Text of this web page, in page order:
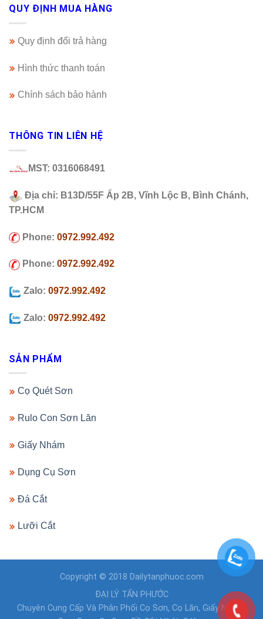
QUY ĐỊNH MUA HÀNG
Quy định đổi trả hàng
Hình thức thanh toán
Chính sách bảo hành
THÔNG TIN LIÊN HỆ
MST: 0316068491
Địa chỉ: B13D/55F Ấp 2B, Vĩnh Lộc B, Bình Chánh,
TP.HCM
Phone: 0972.992.492
Phone: 0972.992.492
Zalo: 0972.992.492
Zalo: 0972.992.492
SẢN PHẨM
Cọ Quét Sơn
Rulo Con Sơn Lăn
Giấy Nhám
Dụng Cụ Sơn
Đá Cắt
Lưỡi Cắt
Copyright © 2018 Dailytanphuoc.com
ĐẠI LÝ TẤN PHƯỚC
Chuyên Cung Cấp Và Phân Phối Cọ Sơn, Cọ Lăn, Giấy Nhám,